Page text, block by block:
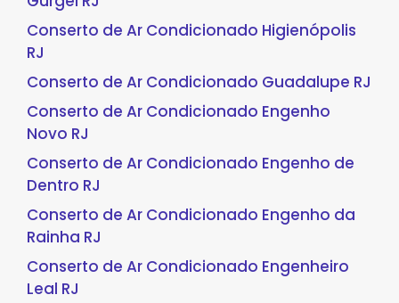
Conserto de Ar Condicionado Higienópolis
RJ
Conserto de Ar Condicionado Guadalupe RJ
Conserto de Ar Condicionado Engenho
Novo RJ
Conserto de Ar Condicionado Engenho de
Dentro RJ
Conserto de Ar Condicionado Engenho da
Rainha RJ
Conserto de Ar Condicionado Engenheiro
Leal RJ